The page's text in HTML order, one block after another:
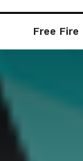
Free Fire